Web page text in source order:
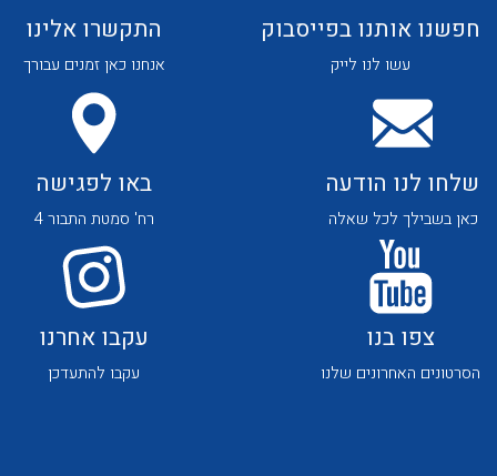
לכל מוצרי היצרן לכל מוצרי היצרן
לכל מוצרי היצרן לכל מוצרי היצרן
חפשנו אותנו בפייסבוק
עשו לנו לייק
התקשרו אלינו
אנחנו כאן זמנים עבורך
שלחו לנו הודעה
כאן בשבילך לכל שאלה
באו לפגישה
רח' סמטת התבור 4
צפו בנו
הסרטונים האחרונים שלנו
עקבו אחרנו
עקבו להתעדכן